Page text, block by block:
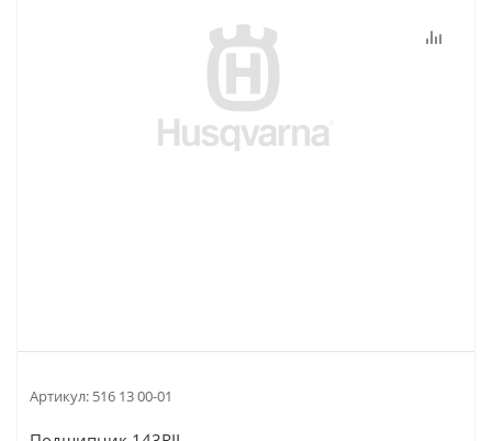
Артикул: 516 13 00-01